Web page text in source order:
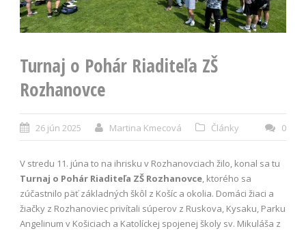
Turnaj o Pohár Riaditeľa ZŠ
Rozhanovce
26 jún 2025 Martina Kmecová Články 0
V stredu 11. júna to na ihrisku v Rozhanovciach žilo, konal sa tu
Turnaj o Pohár Riaditeľa ZŠ Rozhanovce , ktorého sa
zúčastnilo päť základných škôl z Košíc a okolia. Domáci žiaci a
žiačky z Rozhanoviec privítali súperov z Ruskova, Kysaku, Parku
Angelinum v Košiciach a Katolíckej spojenej školy sv. Mikuláša z